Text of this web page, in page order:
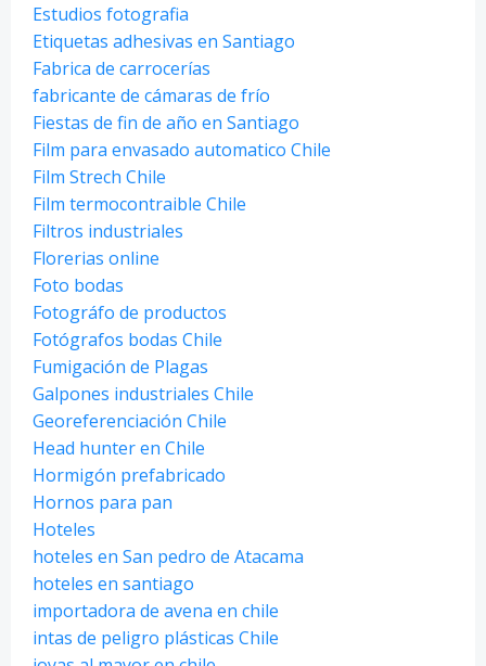
Estudios fotografia
Etiquetas adhesivas en Santiago
Fabrica de carrocerías
fabricante de cámaras de frío
Fiestas de fin de año en Santiago
Film para envasado automatico Chile
Film Strech Chile
Film termocontraible Chile
Filtros industriales
Florerias online
Foto bodas
Fotográfo de productos
Fotógrafos bodas Chile
Fumigación de Plagas
Galpones industriales Chile
Georeferenciación Chile
Head hunter en Chile
Hormigón prefabricado
Hornos para pan
Hoteles
hoteles en San pedro de Atacama
hoteles en santiago
importadora de avena en chile
intas de peligro plásticas Chile